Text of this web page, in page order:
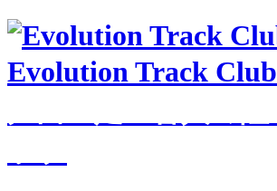
コ
テ
ン
へ
動
Evolution Track Club